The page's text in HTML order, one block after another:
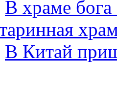
В храме
В Китай